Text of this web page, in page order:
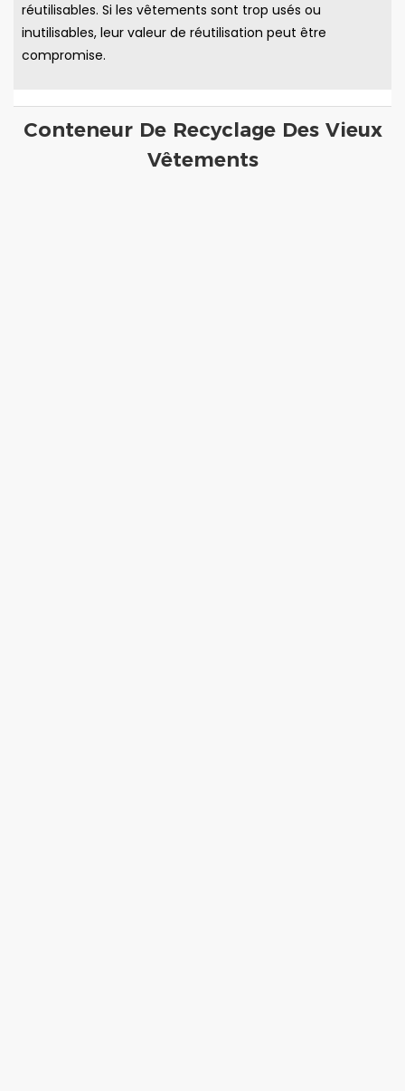
réutilisables. Si les vêtements sont trop usés ou
inutilisables, leur valeur de réutilisation peut être
compromise.
Conteneur De Recyclage Des Vieux
Vêtements